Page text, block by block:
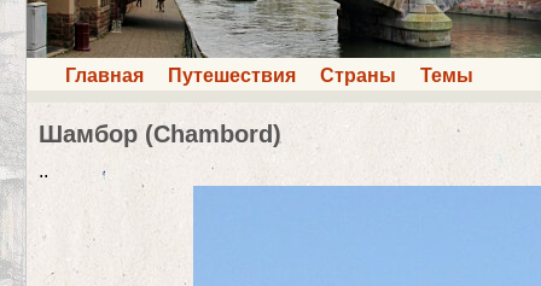
Главная Путешествия Страны Темы
Шамбор (Chambord)
..